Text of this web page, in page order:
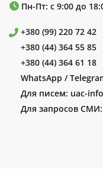
Пн-Пт: с 9:00 до
+380 (99) 220 72 42
+380 (44) 364 55 85
+380 (44) 364 61 18
WhatsApp /
Для писем: uac-
Для запросов СМИ: